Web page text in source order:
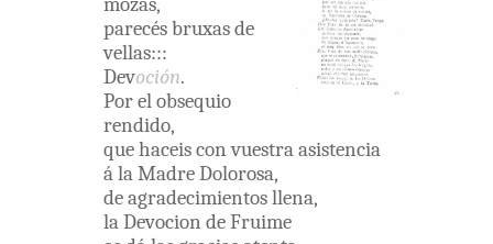
parecésbruxasde
vellas:::
Devoción.
Porelobsequio
rendido,
quehaceiscon vuestraasistencia
álaMadreDolorosa,
deagradecimientosllena,
laDevocion deFruime